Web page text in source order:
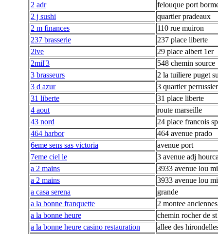
2 adr
felouque port
2 j sushi
quartier pradeaux
2 m finances
110 rue muiron
237 brasserie
237 place liberte
2lve
29 place albert 1er
2mil'3
548 chemin source
3 brasseurs
2 la tuiliere puget
3 d azur
3 quartier perrussier
31 liberte
31 place liberte
4 aout
route marseille
43 nord
24 place francois
464 harbor
464 avenue prado
6eme sens sas victoria
avenue port
7eme ciel le
3 avenue adj
a 2 mains
3933 avenue lou
a 2 mains
3933 avenue lou
a casa serena
grande
a la bonne franquette
2 montee
a la bonne heure
chemin rocher de
a la bonne heure casino restauration
allee des